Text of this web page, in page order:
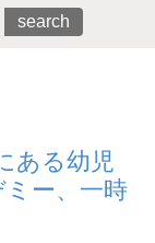
search
ある幼児
ー、一時